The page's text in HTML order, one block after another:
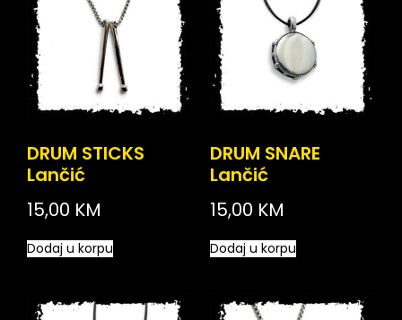
DRUM STICKS
Lančić
15,00 KM
Dodaj u korpu
DRUM SNARE
Lančić
15,00 KM
Dodaj u korpu